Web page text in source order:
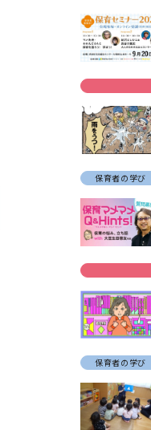
保育者の学び
保育者の学び